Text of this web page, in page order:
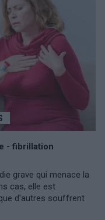
- fibrillation
grave qui menace la
cas, elle est
d'autres souffrent